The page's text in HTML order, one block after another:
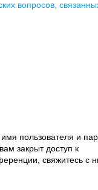
вопросов,
пользователя и
закрыт доступ к
свяжитесь с